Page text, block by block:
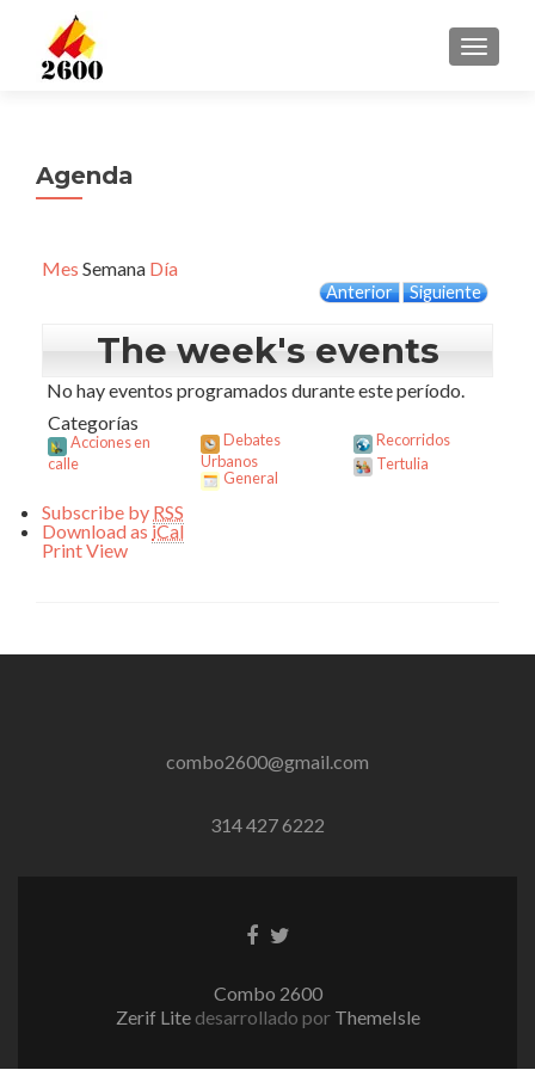
Agenda
Mes Semana Día
Anterior Siguiente
The week's events
No hay eventos programados durante este período.
Categorías
Acciones en
calle
Debates
Urbanos
General
Recorridos
Tertulia
Subscribe by RSS
Download as iCal
PrintView
combo2600@gmail.com
314 427 6222
EnlaceEnlace
Combo 2600
Zerif Lite desarrollado por ThemeIsle